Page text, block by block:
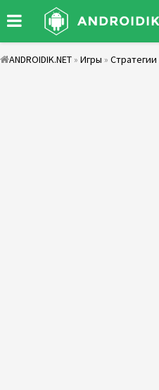
ANDROIDIK.NET » Игры » Стратегии